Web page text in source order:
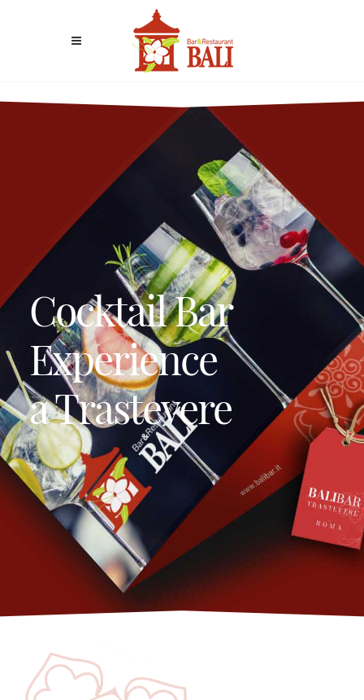
Cocktail Bar
Experience
a Trastevere